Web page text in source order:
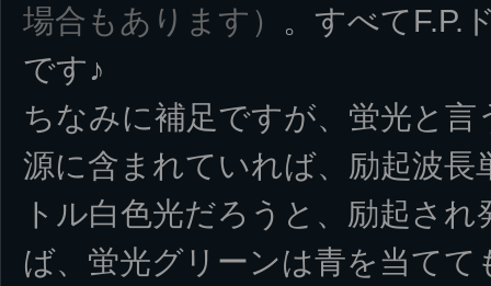
場合もあります） 。すべてF.P.
です♪
ちなみに補足ですが、蛍光と
源に含まれていれば、励起波
トル白色光だろうと、励起さ
ば、蛍光グリーンは青を当て